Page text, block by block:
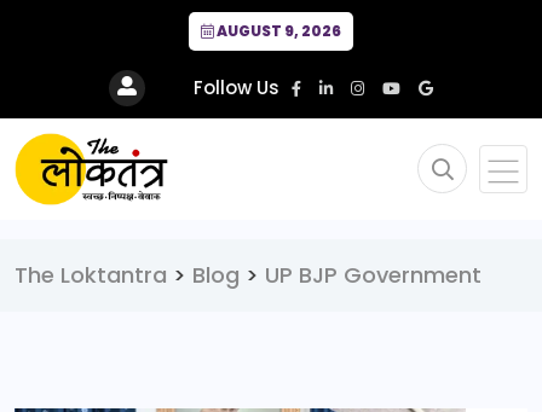
AUGUST 9, 2026
Follow Us
The Loktantra > Blog > UP BJP Government